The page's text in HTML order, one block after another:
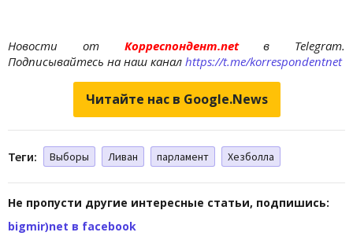
Новости отКорреспондент.netв Telegram.
Подписывайтесь на наш канал https://t.me/korrespondentnet
Читайте нас в Google.News
Теги: Выборы Ливан парламент Хезболла
Не пропусти другие интересные статьи, подпишись:
bigmir)net в facebook